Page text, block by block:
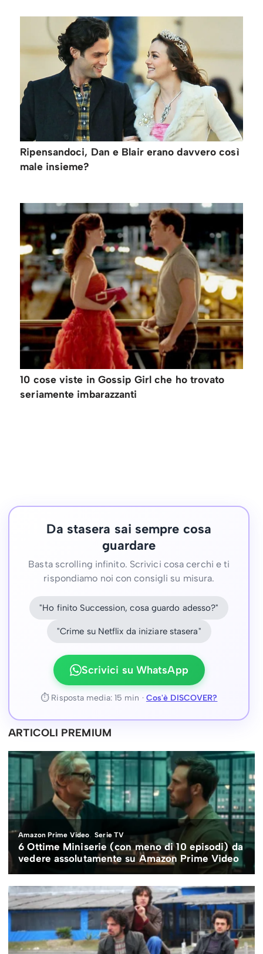
Ripensandoci, Dan e Blair erano davvero così
male insieme?
10 cose viste in Gossip Girl che ho trovato
seriamente imbarazzanti
Da stasera sai sempre cosa
guardare
Basta scrolling infinito. Scrivici cosa cerchi e ti
rispondiamo noi con consigli su misura.
"Ho finito Succession, cosa guardo adesso?"
"Crime su Netflix da iniziare stasera"
Scrivici su WhatsApp
⏱ Risposta media: 15 min · Cos'è DISCOVER?
ARTICOLI PREMIUM